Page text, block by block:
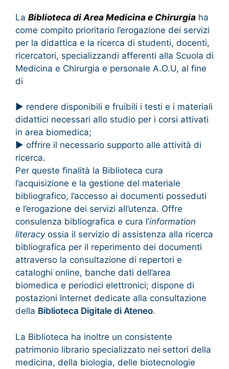
La Biblioteca di Area Medicina e Chirurgia ha
come compito prioritario l’erogazione dei servizi
per la didattica e la ricerca di studenti, docenti,
ricercatori, specializzandi afferenti alla Scuola di
Medicina e Chirurgia e personale A.O.U, al fine
di
► rendere disponibili e fruibili i testi e i materiali
didattici necessari allo studio per i corsi attivati
in area biomedica;
► offrire il necessario supporto alle attività di
ricerca.
Per queste finalità la Biblioteca cura
l’acquisizione e la gestione del materiale
bibliografico, l’accesso ai documenti posseduti
e l’erogazione dei servizi all’utenza. Offre
consulenza bibliografica e cura l’information
literacyossia il servizio di assistenza alla ricerca
bibliografica per il reperimento dei documenti
attraverso la consultazione di repertori e
cataloghi online, banche dati dell’area
biomedica e periodici elettronici; dispone di
postazioni Internet dedicate alla consultazione
della Biblioteca Digitale di Ateneo.
La Biblioteca ha inoltre un consistente
patrimonio librario specializzato nei settori della
medicina, della biologia, delle biotecnologie